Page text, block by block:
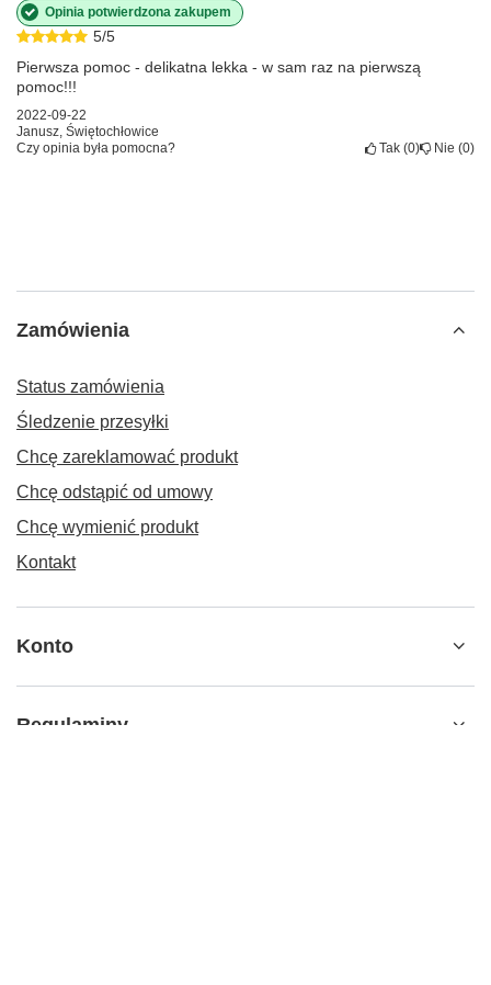
5/5
Opinia potwierdzona zakupem
Pierwsza pomoc - delikatna lekka - w sam raz na pierwszą
pomoc!!!
2022-09-22
Janusz, Świętochłowice
Czy opinia była pomocna?
Tak 0 Nie 0
Zamówienia
Status zamówienia
Śledzenie przesyłki
Chcę zareklamować produkt
Chcę odstąpić od umowy
Chcę wymienić produkt
Kontakt
Konto
Regulaminy